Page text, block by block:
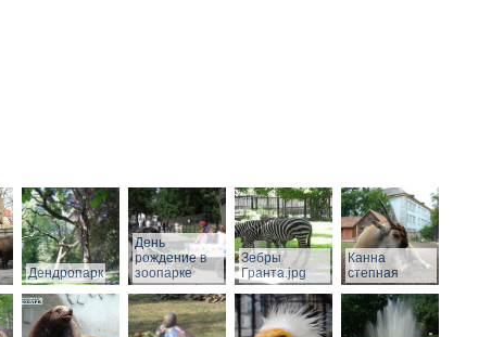
Дендропарк
День
рождение в
зоопарке
Зебры
Гранта.jpg
Канна
степная